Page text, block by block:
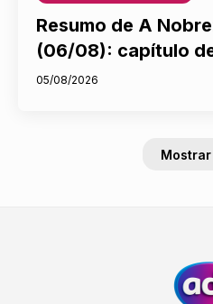
Resumo de A
(06/08): capítulo
05/08/2026
Mostrar